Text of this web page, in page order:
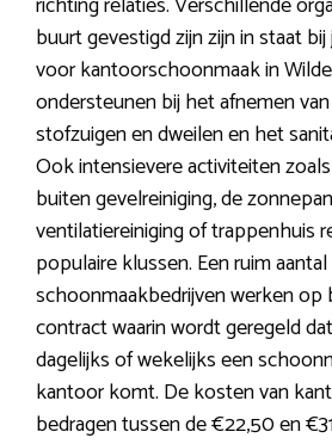
buurt gevestigd zijn zijn in staat
voor kantoorschoonmaak in
ondersteunen bij het afnemen
stofzuigen en dweilen en het
Ook intensievere activiteiten
buiten gevelreiniging, de
ventilatiereiniging of trappenhuis
populaire klussen. Een ruim
schoonmaakbedrijven werken op
contract waarin wordt geregeld
dagelijks of wekelijks een
kantoor komt. De kosten van
bedragen tussen de €22,50 en